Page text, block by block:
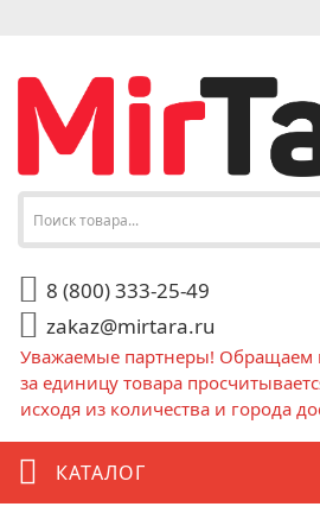
8 (800) 333-25-49
zakaz@mirtara.ru
Уважаемые партнеры! Обращаем
за единицу товара
исходя из количества и города
КАТАЛОГ